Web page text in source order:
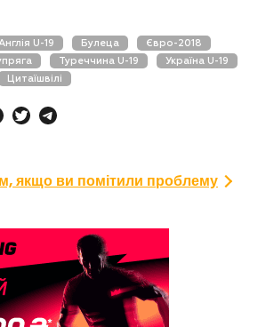
Англія U-19 Булеца
Євро-2018
Туреччина U-19
Україна U-19
Цитаїшвілі
якщо ви помітили проблему